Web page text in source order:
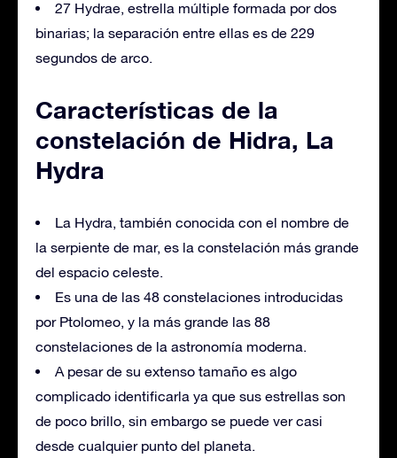
27 Hydrae, estrella múltiple formada por dos
binarias; la separación entre ellas es de 229
segundos de arco.
Características de la
constelación de Hidra, La
Hydra
La Hydra, también conocida con el nombre de
la serpiente de mar, es la constelación más grande
del espacio celeste.
Es una de las 48 constelaciones introducidas
por Ptolomeo, y la más grande las 88
constelaciones de la astronomía moderna.
A pesar de su extenso tamaño es algo
complicado identificarla ya que sus estrellas son
de poco brillo, sin embargo se puede ver casi
desde cualquier punto del planeta.